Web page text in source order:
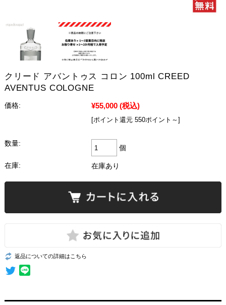
クリード アバントゥス コロン 100ml CREED
AVENTUS COLOGNE
価格: ¥55,000 (税込)
[ポイント還元 550ポイント～]
数量:
個
在庫: 在庫あり
返品についての詳細はこちら